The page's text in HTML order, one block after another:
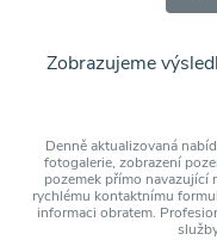
Zobrazujeme
Denně aktualizovaná
fotogalerie, zobrazení
pozemek přímo navazující
rychlému kontaktnímu
informaci obratem.